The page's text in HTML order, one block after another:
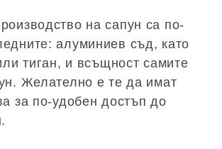
на сапун са по-
алуминиев съд, като
тиган, и всъщност самите
Желателно е те да имат
за по-удобен достъп до